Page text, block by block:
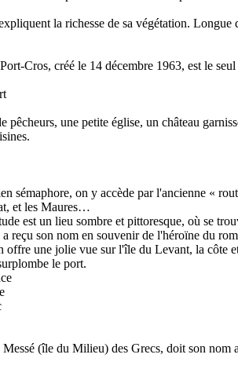
la richesse de sa végétation.
Cros, créé le 14 décembre 1963, est le
pêcheurs, une petite église, un château
sémaphore, on y accède par l'ancienne «
et les Maures…
est un lieu sombre et pittoresque, où se
reçu son nom en souvenir de l'héroïne du
offre une jolie vue sur l'île du Levant, la côte
le port.
(île du Milieu) des Grecs, doit son nom